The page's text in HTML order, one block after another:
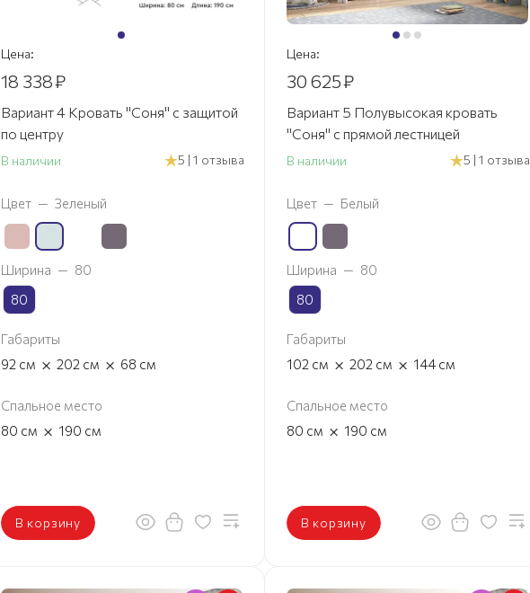
Цена:
18 338₽
Вариант 4 Кровать "Соня" с защитой
по центру
В наличии 5 | 1 отзыва
Цвет — Зеленый
Ширина — 80
80
Габариты
92 см × 202 см × 68 см
Спальное место
80 см × 190 см
В корзину
Цена:
30 625₽
Вариант 5 Полувысокая кровать
"Соня" с прямой лестницей
В наличии 5 | 1 отзыва
Цвет — Белый
Ширина — 80
80
Габариты
102 см × 202 см × 144 см
Спальное место
80 см × 190 см
В корзину